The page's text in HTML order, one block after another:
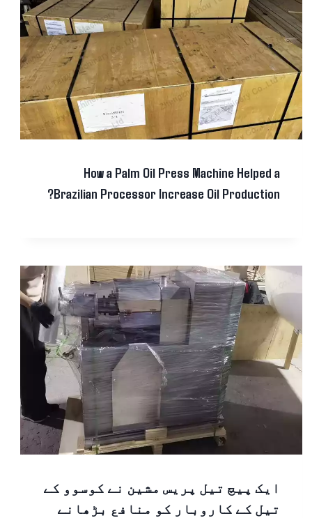
How a Palm Oil Press Machine Helped a
Brazilian Processor Increase Oil Production?
ایک پیچ تیل پریس مشین نے کوسوو کے
تیل کے کاروبار کو منافع بڑھانے